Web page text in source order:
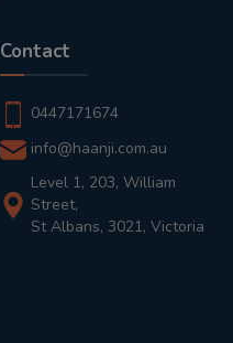
Contact
0447171674
info@haanji.com.au
Level 1, 203, William
Street,
St Albans, 3021, Victoria